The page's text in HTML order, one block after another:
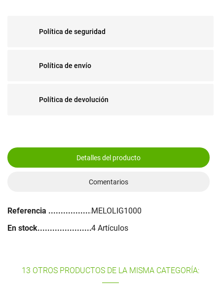
Política de seguridad
Política de envío
Política de devolución
Detalles del producto
Comentarios
Referencia
MELOLIG1000
En stock
4 Artículos
13 OTROS PRODUCTOS DE LA MISMA CATEGORÍA: